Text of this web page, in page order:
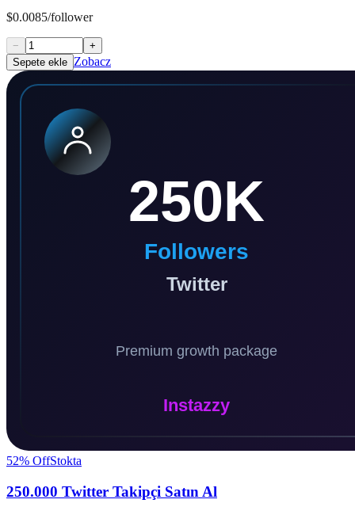
$0.0085/follower
−
+
Sepete ekle Zobacz
52% OffStokta
250.000 Twitter Takipçi Satın Al